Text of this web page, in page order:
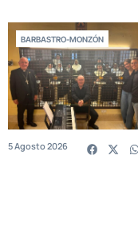
BARBASTRO-MONZÓN
5 Agosto 2026